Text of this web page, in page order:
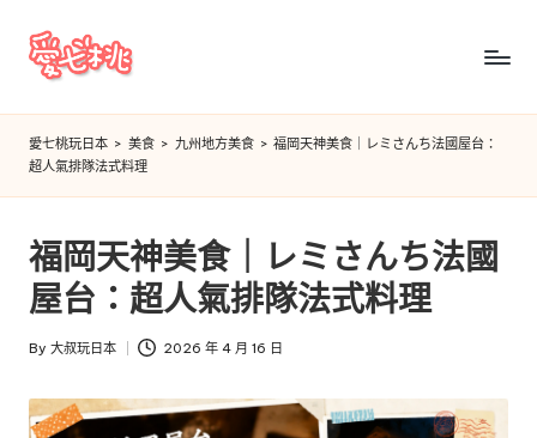
Skip
愛
七
桃
玩
日
本
愛七桃玩日本 > 美食 > 九州地方美食 > 福岡天神美食｜レミさんち法國屋台：
超人氣排隊法式料理
福岡天神美食｜レミさんち法國
屋台：超人氣排隊法式料理
Posted
By 大叔玩日本 2026 年 4 月 16 日